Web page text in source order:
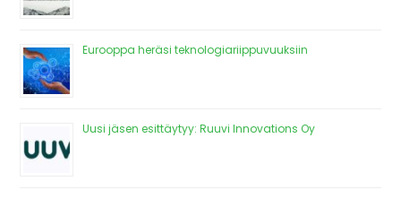
Eurooppa heräsi teknologiariippuvuuksiin
Uusi jäsen esittäytyy: Ruuvi Innovations Oy